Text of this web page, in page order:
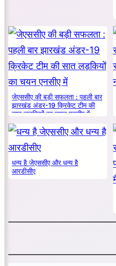
जेएससीए की बड़ी सफलता : पहली बार
झारखंड अंडर-19 क्रिकेट टीम की
सात लड़कियों का चयन एनसीए में
धन्य है जेएससीए और धन्य है
आरडीसीए